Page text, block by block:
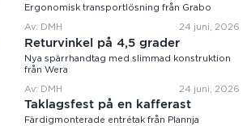
Ergonomisk transportlösning från Grabo
Av: DMH 24 juni, 2026
Returvinkel på 4,5 grader
Nya spärrhandtag med slimmad konstruktion
från Wera
Av: DMH 24 juni, 2026
Taklagsfest på en kafferast
Färdigmonterade entrétak från Plannja